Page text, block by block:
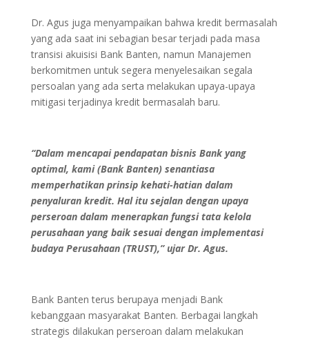
Dr. Agus juga menyampaikan bahwa kredit bermasalah
yang ada saat ini sebagian besar terjadi pada masa
transisi akuisisi Bank Banten, namun Manajemen
berkomitmen untuk segera menyelesaikan segala
persoalan yang ada serta melakukan upaya-upaya
mitigasi terjadinya kredit bermasalah baru.
“Dalam mencapai pendapatan bisnis Bank yang
optimal, kami (Bank Banten) senantiasa
memperhatikan prinsip kehati-hatian dalam
penyaluran kredit. Hal itu sejalan dengan upaya
perseroan dalam menerapkan fungsi tata kelola
perusahaan yang baik sesuai dengan implementasi
budaya Perusahaan (TRUST),” ujar Dr. Agus.
Bank Banten terus berupaya menjadi Bank
kebanggaan masyarakat Banten. Berbagai langkah
strategis dilakukan perseroan dalam melakukan